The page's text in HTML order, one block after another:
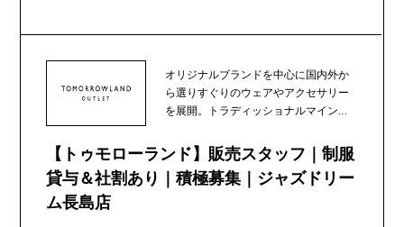
オリジナルブランドを中心に国内外か
ら選りすぐりのウェアやアクセサリー
を展開。トラディッショナルマインド
【トゥモローランド】販売スタッフ｜制服
貸与＆社割あり｜積極募集｜ジャズドリー
ム長島店